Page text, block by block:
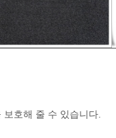
보호해 줄 수 있습니다.